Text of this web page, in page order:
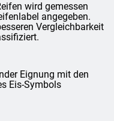
wird gemessen
angegeben.
Vergleichbarkeit
Eignung mit den
Eis-Symbols